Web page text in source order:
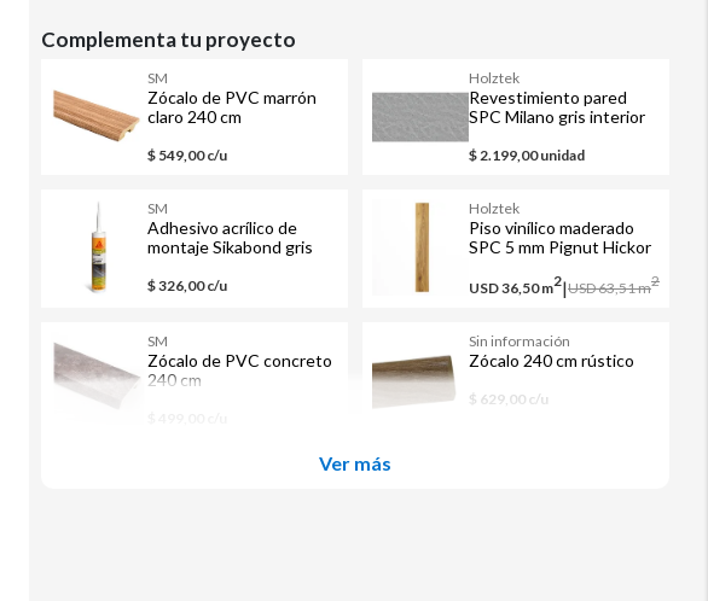
Complementa tu proyecto
SM
Zócalo de PVC marrón
claro 240 cm
$ 549,00 c/u
Holztek
Revestimiento pared
SPC Milano gris interior
$ 2.199,00 unidad
SM
Adhesivo acrílico de
montaje Sikabond gris
$ 326,00 c/u
Holztek
Piso vinílico maderado
SPC 5 mm Pignut Hickor
USD 36,50m2|USD 63,51m2
SM
Zócalo de PVC concreto
240 cm
Sin información
Zócalo 240 cm rústico
$ 629,00 c/u
Ver más